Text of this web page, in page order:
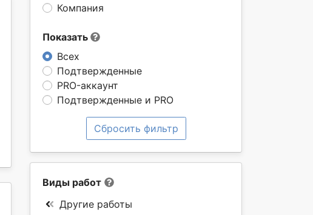
Компания
Показать
Всех
Подтвержденные
PRO-аккаунт
Подтвержденные и PRO
Сбросить фильтр
Виды работ
Другие работы